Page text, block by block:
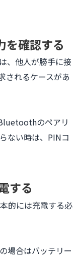
を確認する
、他人が勝手に接
されるケースがあ
のペアリ
ない時は、PINコ
する
的には充電する必
場合はバッテリー